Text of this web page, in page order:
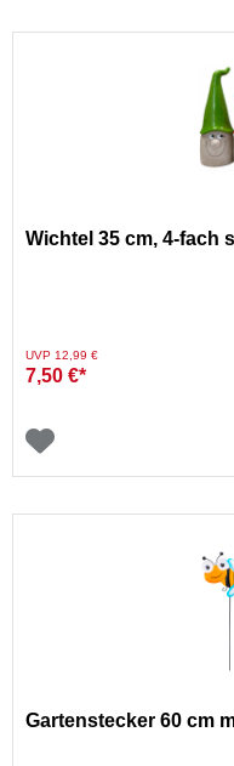
Wichtel 35 cm, 4-fach
Preis reduziert von
UVP 12,99 €auf
7,50 €*
Gartenstecker 60 cm